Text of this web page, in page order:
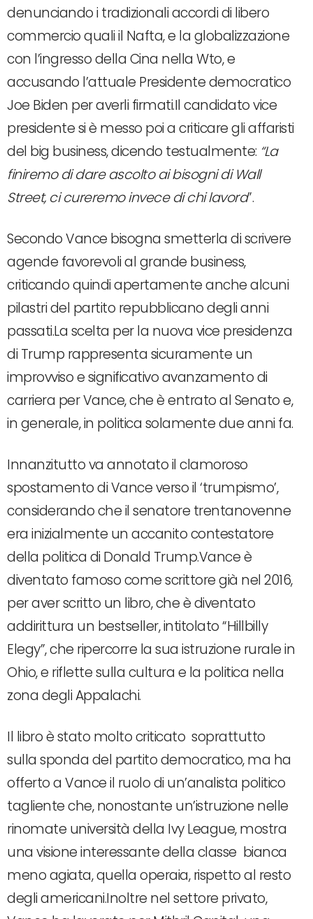
denunciando i tradizionali accordi di libero
commercio quali il Nafta, e la globalizzazione
con l’ingresso della Cina nella Wto, e
accusando l’attuale Presidente democratico
Joe Biden per averli firmati.Il candidato vice
presidente si è messo poi a criticare gli affaristi
del big business, dicendo testualmente: “La
finiremo di dare ascolto ai bisogni di Wall
Street, ci cureremo invece di chi lavora”.
Secondo Vance bisogna smetterla di scrivere
agende favorevoli al grande business,
criticando quindi apertamente anche alcuni
pilastri del partito repubblicano degli anni
passati.La scelta per la nuova vice presidenza
di Trump rappresenta sicuramente un
improvviso e significativo avanzamento di
carriera per Vance, che è entrato al Senato e,
in generale, in politica solamente due anni fa.
Innanzitutto va annotato il clamoroso
spostamento di Vance verso il ‘trumpismo’,
considerando che il senatore trentanovenne
era inizialmente un accanito contestatore
della politica di Donald Trump.Vance è
diventato famoso come scrittore già nel 2016,
per aver scritto un libro, che è diventato
addirittura un bestseller, intitolato “Hillbilly
Elegy”, che ripercorre la sua istruzione rurale in
Ohio, e riflette sulla cultura e la politica nella
zona degli Appalachi.
Il libro è stato molto criticato soprattutto
sulla sponda del partito democratico, ma ha
offerto a Vance il ruolo di un’analista politico
tagliente che, nonostante un’istruzione nelle
rinomate università della Ivy League, mostra
una visione interessante della classe bianca
meno agiata, quella operaia, rispetto al resto
degli americani.Inoltre nel settore privato,